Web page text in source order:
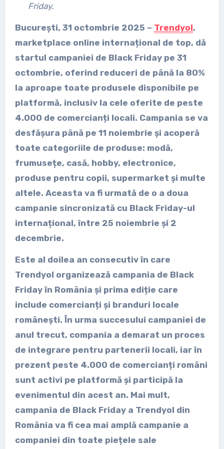
Friday.
București, 31 octombrie 2025 – Trendyol,
marketplace online internațional de top, dă
startul campaniei de Black Friday pe 31
octombrie, oferind reduceri de până la 80%
la aproape toate produsele disponibile pe
platformă, inclusiv la cele oferite de peste
4.000 de comercianți locali. Campania se va
desfășura până pe 11 noiembrie și acoperă
toate categoriile de produse: modă,
frumusețe, casă, hobby, electronice,
produse pentru copii, supermarket și multe
altele. Aceasta va fi urmată de o a doua
campanie sincronizată cu Black Friday-ul
internațional, între 25 noiembrie și 2
decembrie.
Este al doilea an consecutiv în care
Trendyol organizează campania de Black
Friday în România și prima ediție care
include comercianți și branduri locale
românești. În urma succesului campaniei de
anul trecut, compania a demarat un proces
de integrare pentru partenerii locali, iar în
prezent peste 4.000 de comercianți români
sunt activi pe platformă și participă la
evenimentul din acest an. Mai mult,
campania de Black Friday a Trendyol din
România va fi cea mai amplă campanie a
companiei din toate piețele sale